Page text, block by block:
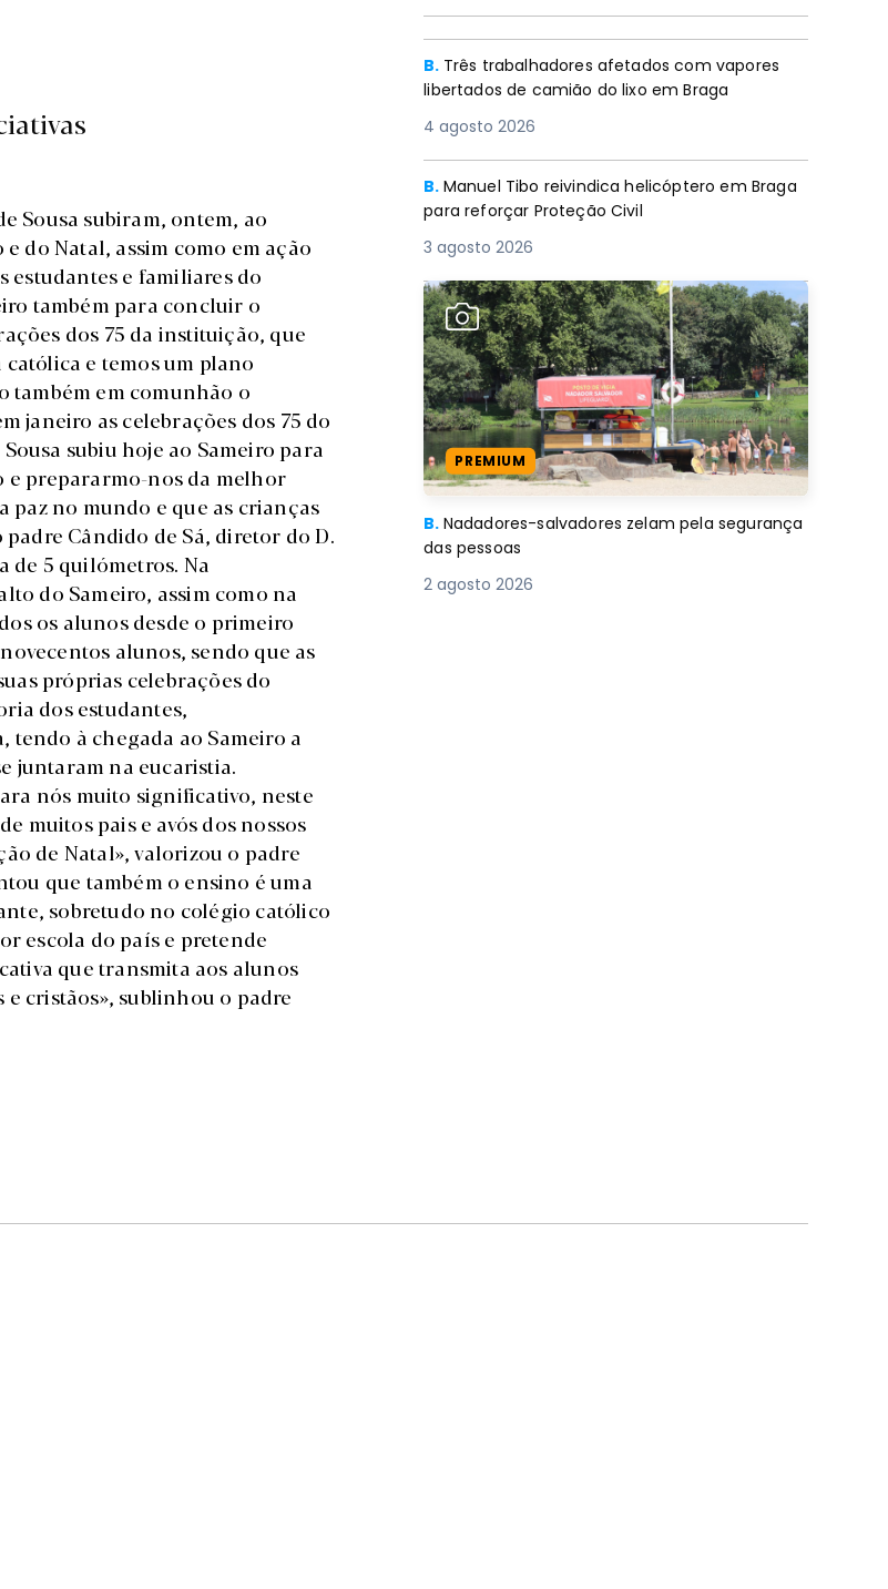
Sousa subiram, ontem, ao
do Natal, assim como em ação
estudantes e familiares do
também para concluir o
dos 75 da instituição, que
católica e temos um plano
também em comunhão o
janeiro as celebrações dos 75 do
subiu hoje ao Sameiro para
e prepararmo-nos da melhor
paz no mundo e que as crianças
padre Cândido de Sá, diretor do D.
de 5 quilómetros. Na
do Sameiro, assim como na
os alunos desde o primeiro
alunos, sendo que as
próprias celebrações do
dos estudantes,
tendo à chegada ao Sameiro a
juntaram na eucaristia.
nós muito significativo, neste
muitos pais e avós dos nossos
de Natal», valorizou o padre
que também o ensino é uma
sobretudo no colégio católico
escola do país e pretende
que transmita aos alunos
cristãos», sublinhou o padre
B. Três trabalhadores afetados com vapores
libertados de camião do lixo em Braga
4 agosto 2026
B. Manuel Tibo reivindica helicóptero em Braga
para reforçar Proteção Civil
3 agosto 2026
PREMIUM
B. Nadadores-salvadores zelam pela segurança
das pessoas
2 agosto 2026